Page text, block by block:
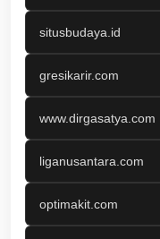
situsbudaya.id
gresikarir.com
www.dirgasatya.com
liganusantara.com
optimakit.com